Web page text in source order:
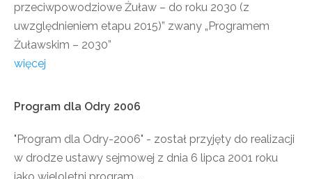
przeciwpowodziowe Żuław – do roku 2030 (z
uwzględnieniem etapu 2015)” zwany „Programem
Żuławskim – 2030”
więcej
Program dla Odry 2006
"Program dla Odry-2006" - został przyjęty do realizacji
w drodze ustawy sejmowej z dnia 6 lipca 2001 roku